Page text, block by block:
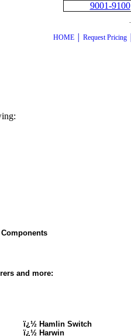
9001-9100
HOME Request Pricing
and more:
ï¿½ Hamlin Switch
ï¿½ Harwin